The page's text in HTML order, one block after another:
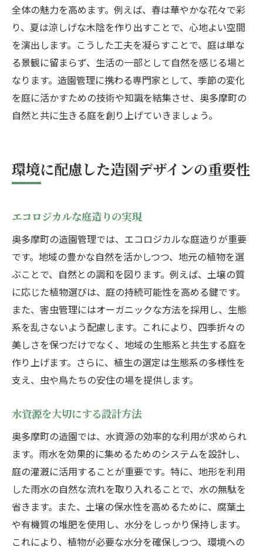
全体の魅力を高めます。例えば、春は華やかな花々で彩
り、夏は涼しげな木陰を作り出すことで、心地よい空間
を演出します。こうした工夫を凝らすことで、庭は単な
る景観に留まらず、生活の一部として自然を感じる場と
なります。造園管理に携わる専門家として、季節の変化
を庭に活かすための技術や知識を結集させ、奥多摩町の
自然と共に生きる庭を創り上げていきましょう。
環境に配慮した造園デザインの重要性
エコロジカルな庭造りの実現
奥多摩町の造園管理では、エコロジカルな庭造りが重要
です。地域の豊かな自然を活かしつつ、地元の植物を選
ぶことで、自然との調和を図ります。例えば、土壌の質
に応じた植物選びは、庭の持続可能性を高める鍵です。
また、害虫管理にはオーガニックな方法を採用し、生態
系を乱さないよう配慮します。これにより、四季折々の
美しさを保つだけでなく、地域の生態系と共生する庭を
作り上げます。さらに、植生の選定は生態系の多様性を
支え、虫や鳥たちの安住の場を提供します。
水資源を大切にする設計方法
奥多摩町の造園では、水資源の効率的な利用が求められ
ます。雨水を効果的に集めるためのシステムを設計し、
庭の灌漑に活用することが重要です。特に、地形を利用
した雨水の自然な流れを取り入れることで、水の無駄を
省きます。また、土壌の保水性を高めるために、腐葉土
や有機質の堆肥を使用し、水分をしっかり保持します。
これにより、植物が必要な水分を確保しつつ、環境への